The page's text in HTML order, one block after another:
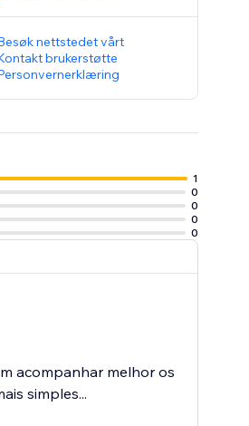
nettstedet vårt
brukerstøtte
1
0
0
0
0
acompanhar melhor os
simples...